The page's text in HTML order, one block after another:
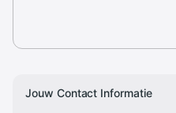
Jouw Contact Informatie